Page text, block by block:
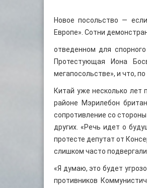
Новое посольство —
Европе». Сотни
отведенном для
Протестующая Иона
мегапосольстве», и что,
Китай уже несколько лет
районе Мэрилебон
сопротивление со
других. «Речь идет о
протесте депутат от
слишком часто
«Я думаю, это будет
противников